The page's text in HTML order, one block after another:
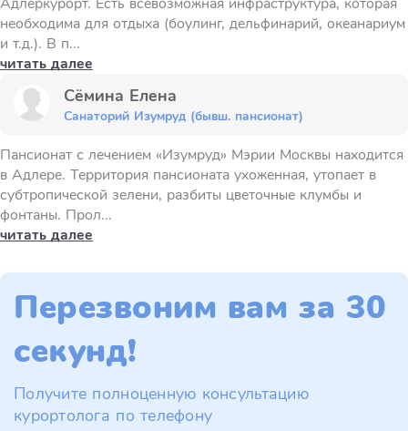
необходима для отдыха (боулинг, дельфинарий, океанариум
и т.д.). В п...
читать далее
Сёмина Елена
Санаторий Изумруд (бывш. пансионат)
Пансионат с лечением «Изумруд» Мэрии Москвы находится
в Адлере. Территория пансионата ухоженная, утопает в
субтропической зелени, разбиты цветочные клумбы и
фонтаны. Прол...
читать далее
Перезвоним вам за 30
секунд!
Получите полноценную консультацию
курортолога по телефону